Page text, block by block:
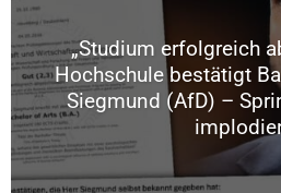
„Studium erfolgreich
Hochschule bestätigt
Siegmund (AfD) –